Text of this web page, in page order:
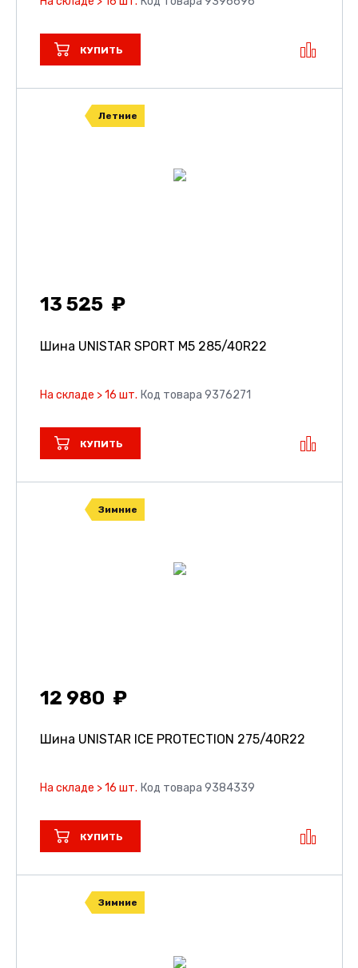
КУПИТЬ
Летние
13 525
Шина UNISTAR SPORT M5 285/40R22
На складе > 16 шт. Код товара 9376271
КУПИТЬ
Зимние
12 980
Шина UNISTAR ICE PROTECTION 275/40R22
На складе > 16 шт. Код товара 9384339
КУПИТЬ
Зимние